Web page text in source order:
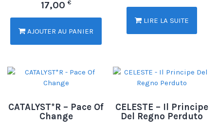
17,00 €
AJOUTER AU PANIER
LIRE LA SUITE
CATALYST*R – Pace Of
Change
CELESTE – Il Principe
Del Regno Perduto